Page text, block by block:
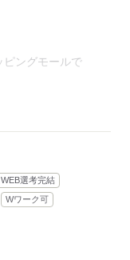
ピングモールで
WEB選考完結
Wワーク可